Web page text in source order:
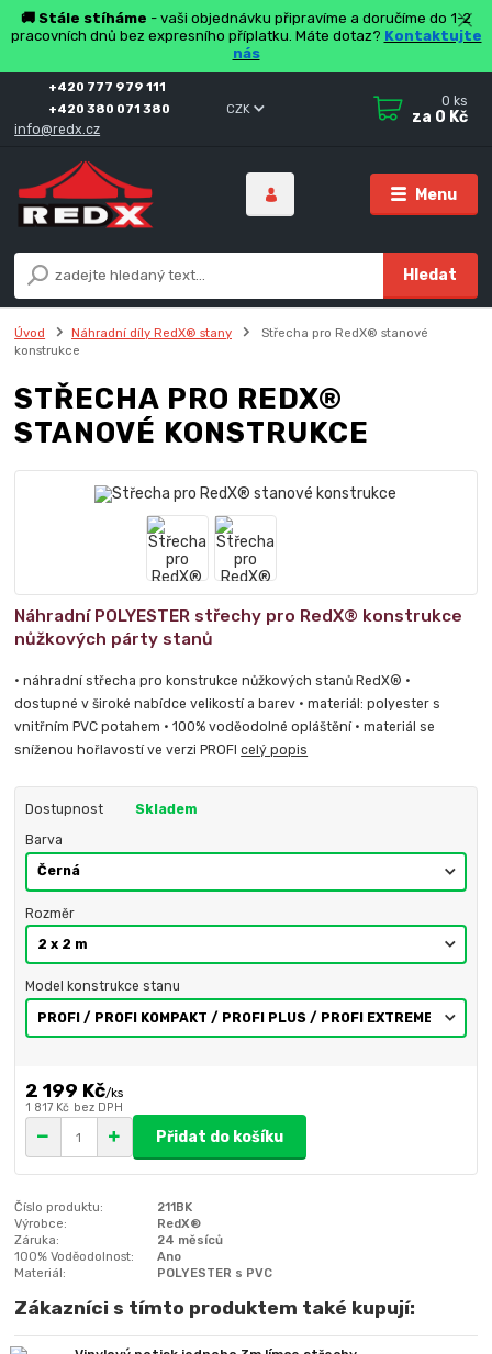
🚚 Stále stíháme - vaši objednávku připravíme a doručíme do 1-2
pracovních dnů bez expresního příplatku. Máte dotaz? Kontaktujte
nás
Menu
CZK
Hledat
+420 777 979 111
+420 380 071 380
info@redx.cz
0 ks
za 0 Kč
Úvod Náhradní díly RedX® stany
Střecha pro RedX® stanové
konstrukce
STŘECHA PRO REDX®
STANOVÉ KONSTRUKCE
Náhradní POLYESTER střechy pro RedX® konstrukce
nůžkových párty stanů
• náhradní střecha pro konstrukce nůžkových stanů RedX® •
dostupné v široké nabídce velikostí a barev • materiál: polyester s
vnitřním PVC potahem • 100% voděodolné opláštění • materiál se
sníženou hořlavostí ve verzi PROFIcelý popis
Dostupnost Skladem
Barva
Rozměr
Model konstrukce stanu
2 199 Kč/ks
1 817 Kč bez DPH
Přidat do košíku
Číslo produktu:
211BK
Výrobce:
RedX®
Záruka:
24 měsíců
100% Voděodolnost:
Ano
Materiál:
POLYESTER s PVC
Zákazníci s tímto produktem také kupují: